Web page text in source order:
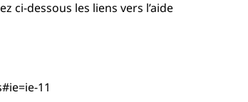
ci-dessous les liens vers l’aide
11